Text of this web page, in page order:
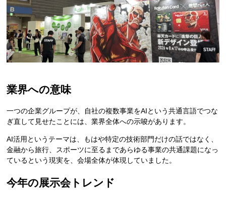
業界への意味
一つの企業グループが、自社の複数事業をAIという共通言語でつな
ぎ直して見せたことには、業界全体への示唆があります。
AI活用というテーマは、もはや特定の技術部門だけの話ではなく、
金融から旅行、スポーツに至るまであらゆる事業の共通課題になっ
ているという現実を、会場全体が体現していました。
今年の展示会トレンド